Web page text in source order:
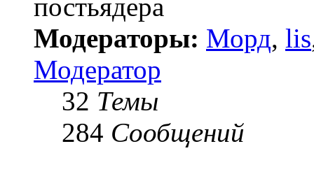
постьядера
Модераторы: Морд, lis
Модератор
32 Темы
284 Сообщений